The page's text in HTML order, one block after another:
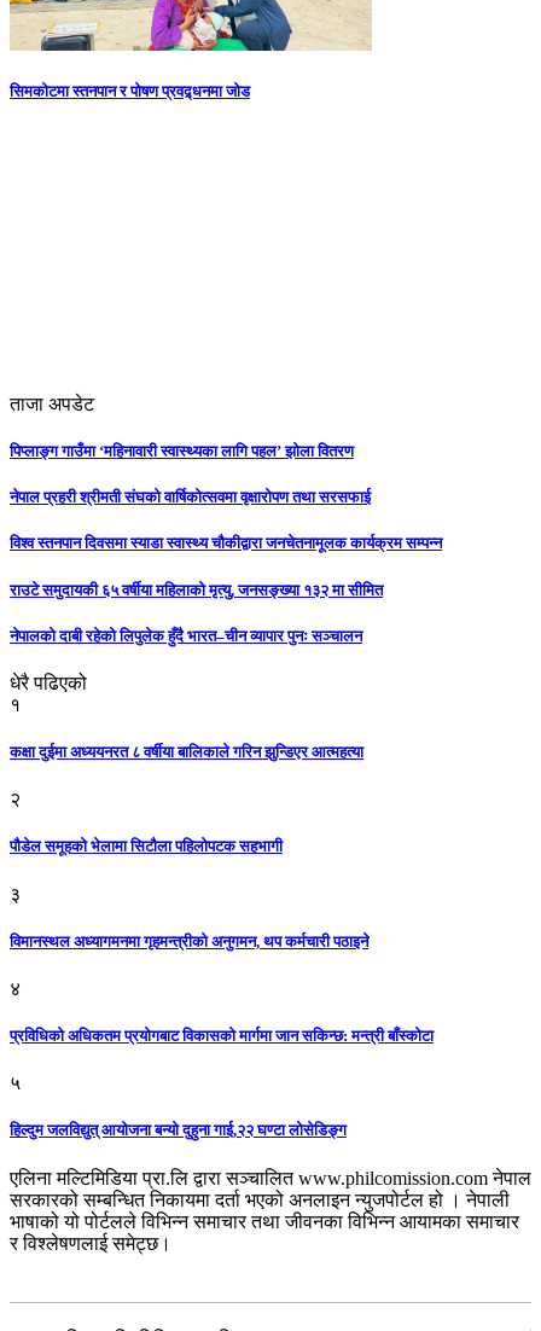
सिमकोटमा स्तनपान र पोषण प्रवद्र्धनमा जोड
ताजा अपडेट
पिप्लाङ्ग गाउँमा ‘महिनावारी स्वास्थ्यका लागि पहल’ झोला वितरण
नेपाल प्रहरी श्रीमती संघको वार्षिकोत्सवमा वृक्षारोपण तथा सरसफाई
विश्व स्तनपान दिवसमा स्याडा स्वास्थ्य चौकीद्वारा जनचेतनामूलक कार्यक्रम सम्पन्न
राउटे समुदायकी ६५ वर्षीया महिलाको मृत्यु, जनसङ्ख्या १३२ मा सीमित
नेपालको दाबी रहेको लिपुलेक हुँदै भारत–चीन व्यापार पुनः सञ्चालन
धेरै पढिएको
१
कक्षा दुईमा अध्ययनरत ८ वर्षीया बालिकाले गरिन झुन्डिएर आत्महत्या
२
पौडेल समूहको भेलामा सिटौला पहिलोपटक सहभागी
३
विमानस्थल अध्यागमनमा गृहमन्त्रीको अनुगमन, थप कर्मचारी पठाइने
४
प्रविधिको अधिकतम प्रयोगबाट विकासको मार्गमा जान सकिन्छ: मन्त्री बाँस्कोटा
५
हिल्दुम जलविद्युत् आयोजना बन्यो दुहुना गाई,२२ घण्टा लोसेडिङ्ग
एलिना मल्टिमिडिया प्रा.लि द्वारा सञ्चालित www.philcomission.com नेपाल
सरकारको सम्बन्धित निकायमा दर्ता भएको अनलाइन न्युजपोर्टल हो । नेपाली
भाषाको यो पोर्टलले विभिन्न समाचार तथा जीवनका विभिन्न आयामका समाचार
र विश्लेषणलाई समेट्छ।